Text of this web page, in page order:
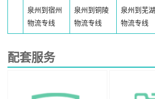
泉州到宿州
物流专线
泉州到铜陵
物流专线
泉州到芜湖
物流专线
配套服务